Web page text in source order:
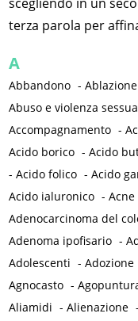
scegliendo in un
terza parola per
A
Abbandono -
Abuso e violenza
Accompagnamento -
Acido borico -Acido
-Acido folico -Acido
Acido ialuronico -Acne
Adenocarcinoma del
Adenoma ipofisario -
Adolescenti -Adozione
Agnocasto -
Aliamidi -Alienazione